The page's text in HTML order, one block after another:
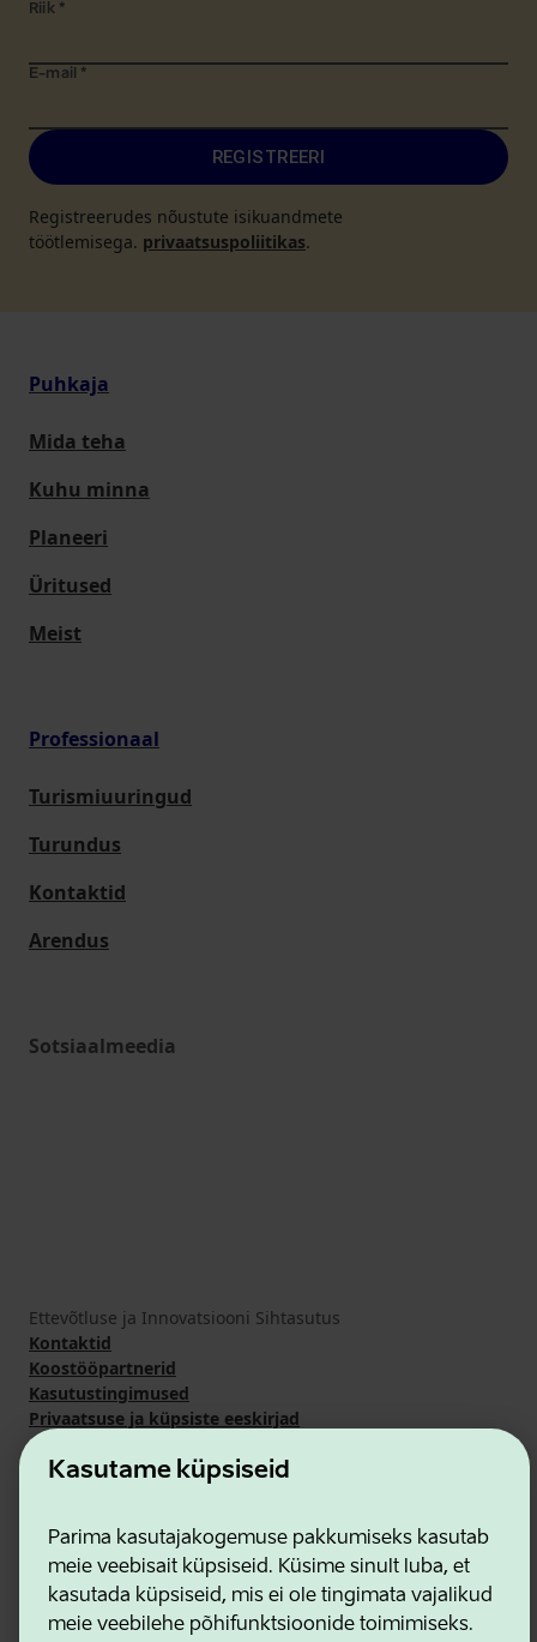
Kasutame küpsiseid
Parima kasutajakogemuse pakkumiseks kasutab
meie veebisait küpsiseid. Küsime sinult luba, et
kasutada küpsiseid, mis ei ole tingimata vajalikud
meie veebilehe põhifunktsioonide toimimiseks.
Riik *
E-mail *
REGISTREERI
Registreerudes nõustute isikuandmete
töötlemisega. privaatsuspoliitikas.
Puhkaja
Mida teha
Kuhu minna
Planeeri
Üritused
Meist
Professionaal
Turismiuuringud
Turundus
Kontaktid
Arendus
Sotsiaalmeedia
Ettevõtluse ja Innovatsiooni Sihtasutus
Kontaktid
Koostööpartnerid
Kasutustingimused
Privaatsuse ja küpsiste eeskirjad